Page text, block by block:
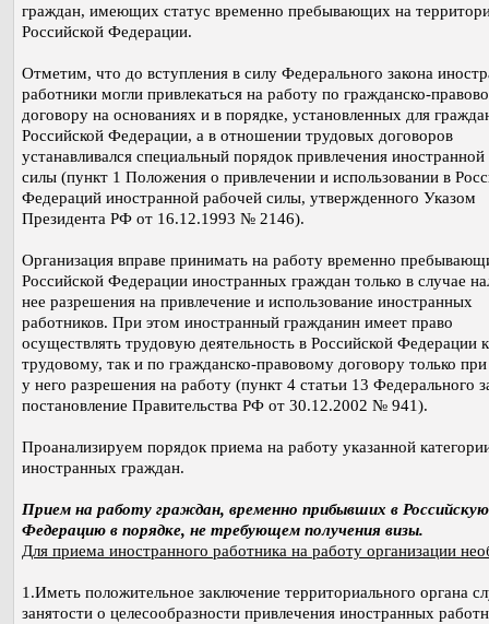
граждан, имеющих статус временно пребывающих на
Российской Федерации.
Отметим, что до вступления в силу Федерального закона
работники могли привлекаться на работу по гражданско-
договору на основаниях и в порядке, установленных для
Российской Федерации, а в отношении трудовых договоров
устанавливался специальный порядок привлечения
силы (пункт 1 Положения о привлечении и использовании в
Федераций иностранной рабочей силы, утвержденного Указом
Президента РФ от 16.12.1993 № 2146).
Организация вправе принимать на работу временно
Российской Федерации иностранных граждан только в случае
нее разрешения на привлечение и использование иностранных
работников. При этом иностранный гражданин имеет право
осуществлять трудовую деятельность в Российской Федерации
трудовому, так и по гражданско-правовому договору только
у него разрешения на работу (пункт 4 статьи 13 Федерального
постановление Правительства РФ от 30.12.2002 № 941).
Проанализируем порядок приема на работу указанной
иностранных граждан.
Прием на работу граждан, временно прибывших в Российскую
Федерацию в порядке, не требующем получения визы.
Для приема иностранного работника на работу организации
1.Иметь положительное заключение территориального органа
занятости о целесообразности привлечения иностранных